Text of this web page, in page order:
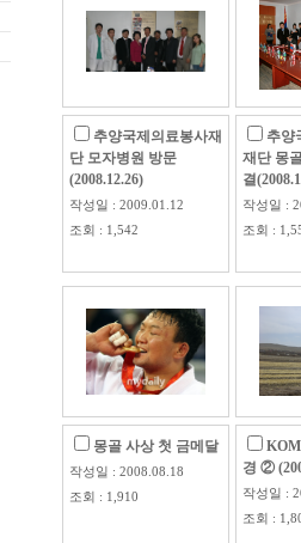
추양국제의료봉사재
단 모자병원 방문
(2008.12.26)
작성일 : 2009.01.12
조회 : 1,542
추양
재단 몽
결
작성일 :
조회 :
몽골 사상 첫 금메달
작성일 : 2008.08.18
조회 : 1,910
경 ②
작성일 :
조회 :